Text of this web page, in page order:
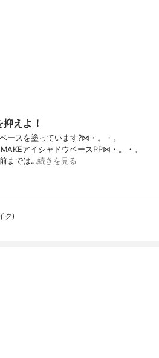
えよ！
ースを塗っています?⋈・。・。
アイシャドウベースPP⋈・。・。
までは…続きを見る
ク)